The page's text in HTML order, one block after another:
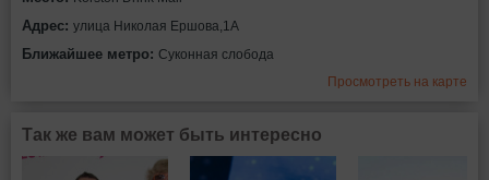
Адрес: улица Николая Ершова,1А
Ближайшее метро: Суконная слобода
Просмотреть на карте
Так же вам может быть интересно